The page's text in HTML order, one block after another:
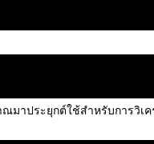
มาประยุกต์ใช้สำหรับการวิ